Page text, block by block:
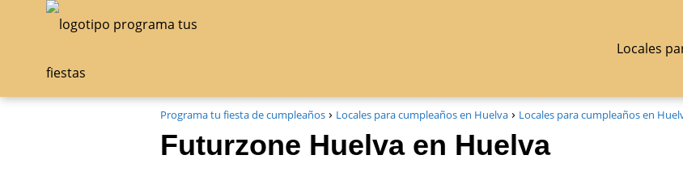
Locales
Programa tu fiesta de cumpleaños Locales para cumpleaños en Huelva Locales para cumpleaños en
Futurzone Huelva en Huelva